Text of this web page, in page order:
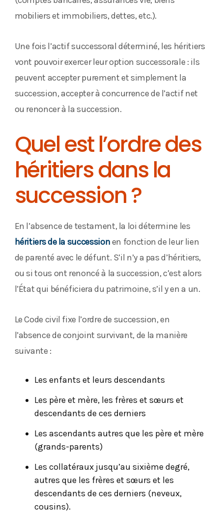
mobiliers et immobiliers, dettes, etc.).
Une fois l’actif successoral déterminé, les héritiers
vont pouvoir exercer leur option successorale : ils
peuvent accepter purement et simplement la
succession, accepter à concurrence de l’actif net
ou renoncer à la succession.
Quel est l’ordre des
héritiers dans la
succession ?
En l’absence de testament, la loi détermine les
héritiers de la successionen fonction de leur lien
de parenté avec le défunt. S’il n’y a pas d’héritiers,
ou si tous ont renoncé à la succession, c’est alors
l’État qui bénéficiera du patrimoine, s’il y en a un.
Le Code civil fixe l’ordre de succession, en
l’absence de conjoint survivant, de la manière
suivante :
Les enfants et leurs descendants
Les père et mère, les frères et sœurs et
descendants de ces derniers
Les ascendants autres que les père et mère
(grands-parents)
Les collatéraux jusqu’au sixième degré,
autres que les frères et sœurs et les
descendants de ces derniers (neveux,
cousins).